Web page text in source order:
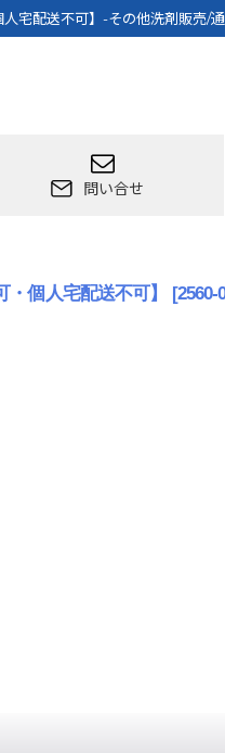
宅配送不可】-その他洗剤販売/
問い合せ
個人宅配送不可】 [2560-